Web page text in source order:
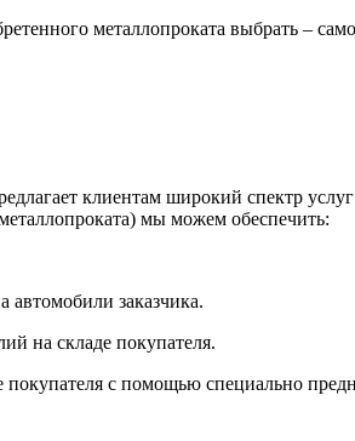
металлопроката выбрать –
клиентам широкий спектр
мы можем обеспечить:
автомобили заказчика.
на складе покупателя.
покупателя с помощью специально